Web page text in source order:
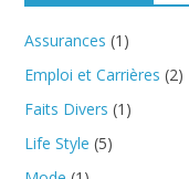
Assurances (1)
Emploi et Carrières (2)
Faits Divers (1)
Life Style (5)